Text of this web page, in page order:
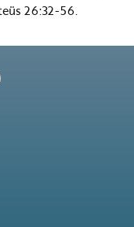
26:32-56.